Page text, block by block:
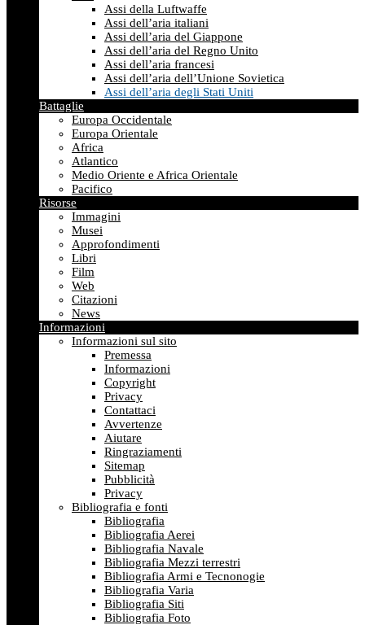
Assi della Luftwaffe
Assi dell’aria italiani
Assi dell’aria del Giappone
Assi dell’aria del Regno Unito
Assi dell’aria francesi
Assi dell’aria dell’Unione Sovietica
Assi dell’aria degli Stati Uniti
Battaglie
Europa Occidentale
Europa Orientale
Africa
Atlantico
Medio Oriente e Africa Orientale
Pacifico
Risorse
Immagini
Musei
Approfondimenti
Libri
Film
Web
Citazioni
News
Informazioni
Informazioni sul sito
Premessa
Informazioni
Copyright
Privacy
Contattaci
Avvertenze
Aiutare
Ringraziamenti
Sitemap
Pubblicità
Privacy
Bibliografia e fonti
Bibliografia
Bibliografia Aerei
Bibliografia Navale
Bibliografia Mezzi terrestri
Bibliografia Armi e Tecnonogie
Bibliografia Varia
Bibliografia Siti
Bibliografia Foto